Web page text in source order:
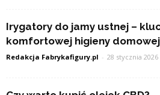
Irygatory do jamy ustnej –
komfortowej higieny domowej
Redakcja Fabrykafigury.pl - 28 stycznia 2026